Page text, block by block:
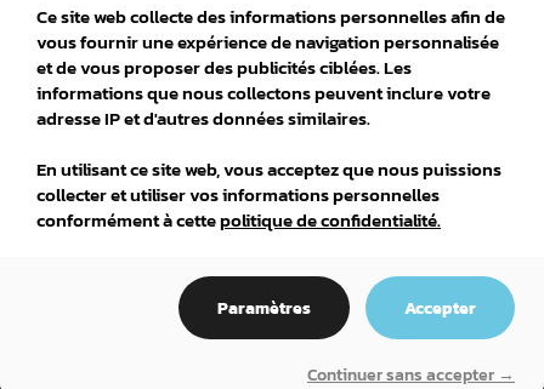
DEP (DIPLÔME D'ÉTUDES PROFESSIONNELLES)
Ce site web collecte des informations personnelles afin de
vous fournir une expérience de navigation personnalisée
et de vous proposer des publicités ciblées. Les
informations que nous collectons peuvent inclure votre
adresse IP et d'autres données similaires.
En utilisant ce site web, vous acceptez que nous puissions
collecter et utiliser vos informations personnelles
conformément à cettepolitique de confidentialité.
Paramètres Accepter
Continuer sans accepter →